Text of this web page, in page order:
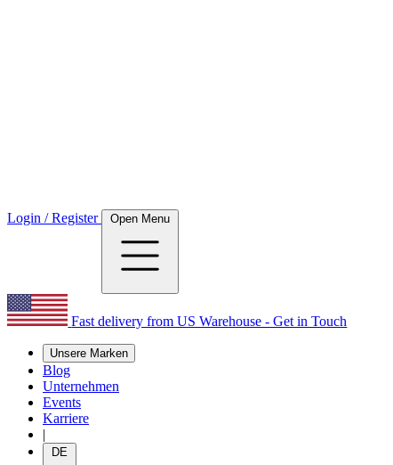
Login / Register Open Menu
Fast delivery from US Warehouse - Get in Touch
Unsere Marken
Blog
Unternehmen
Events
Karriere
|
DE